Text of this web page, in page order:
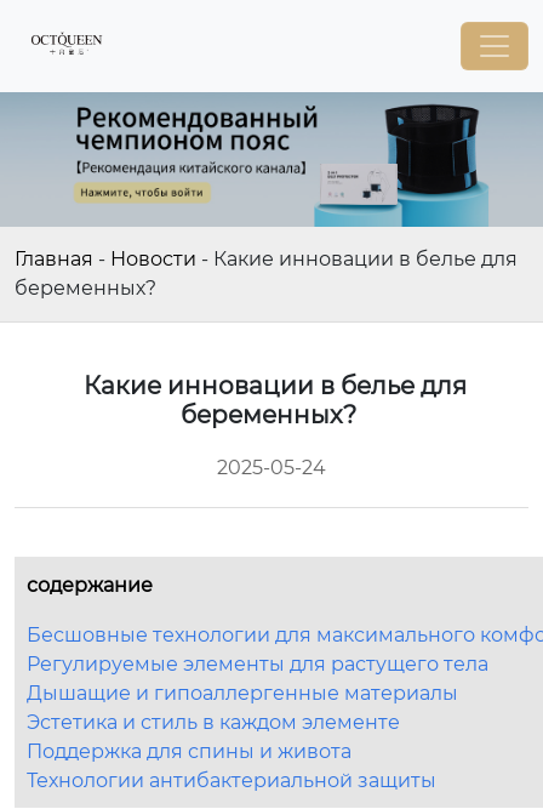
Главная - Новости - Какие инновации в белье для
беременных?
Какие инновации в белье для
беременных?
2025-05-24
содержание
Бесшовные технологии для максимального
Регулируемые элементы для растущего тела
Дышащие и гипоаллергенные материалы
Эстетика и стиль в каждом элементе
Поддержка для спины и живота
Технологии антибактериальной защиты